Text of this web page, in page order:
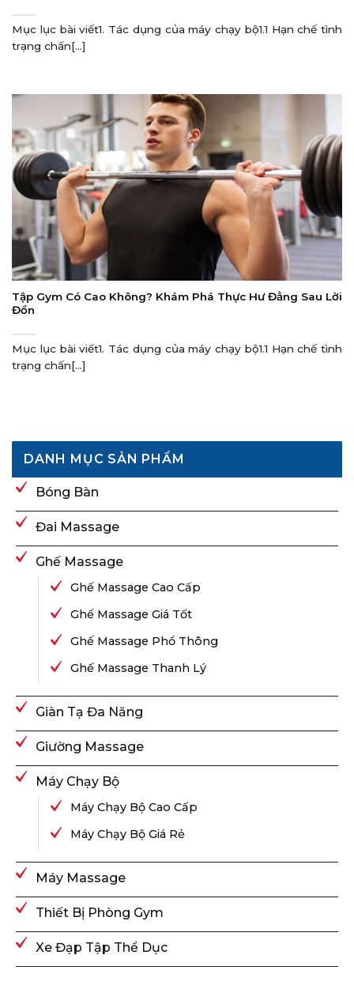
Mục lục bài viết1. Tác dụng của máy chạy bộ1.1 Hạn chế tình
trạng chấn[...]
Tập Gym Có Cao Không? Khám Phá Thực Hư Đằng Sau Lời
Đồn
Mục lục bài viết1. Tác dụng của máy chạy bộ1.1 Hạn chế tình
trạng chấn[...]
DANH MỤC SẢN PHẨM
Bóng Bàn
Đai Massage
Ghế Massage
Ghế Massage Cao Cấp
Ghế Massage Giá Tốt
Ghế Massage Phổ Thông
Ghế Massage Thanh Lý
Giàn Tạ Đa Năng
Giường Massage
Máy Chạy Bộ
Máy Chạy Bộ Cao Cấp
Máy Chạy Bộ Giá Rẻ
Máy Massage
Thiết Bị Phòng Gym
Xe Đạp Tập Thể Dục